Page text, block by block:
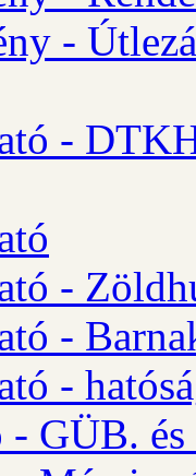
-
-
-
-
-
GÜB.